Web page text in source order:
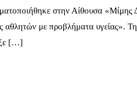
στην Αίθουσα
αθλητών με προβλήματα υγείας».
[…]